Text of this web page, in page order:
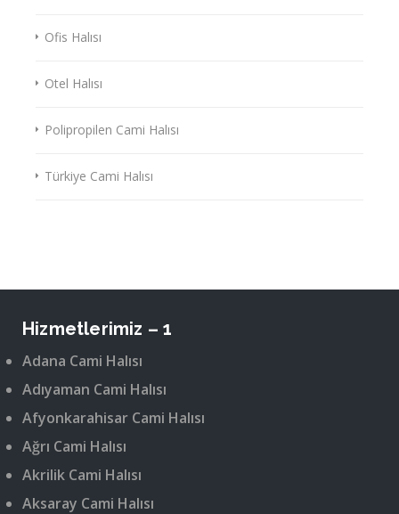
Ofis Halısı
Otel Halısı
Polipropilen Cami Halısı
Türkiye Cami Halısı
Hizmetlerimiz – 1
Adana Cami Halısı
Adıyaman Cami Halısı
Afyonkarahisar Cami Halısı
Ağrı Cami Halısı
Akrilik Cami Halısı
Aksaray Cami Halısı